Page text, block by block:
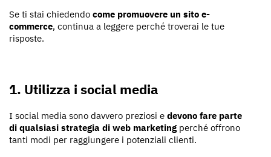
Se ti stai chiedendo come promuovere un sito e-
commerce, continua a leggere perché troverai le tue
risposte.
1. Utilizza i social media
I social media sono davvero preziosi e devono fare parte
di qualsiasi strategia di web marketing perché offrono
tanti modi per raggiungere i potenziali clienti.